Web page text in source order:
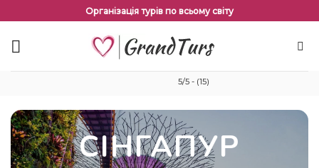
змісту
Організація турів по всьому світу
5/5 - (15)
СІНГАПУР